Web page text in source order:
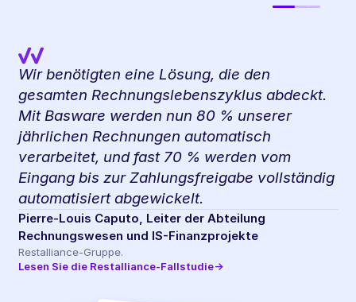
Wir sehen, welche Möglichkeiten sich
ergeben, wenn KI in den Prozess integriert
wird und nicht nur als Zusatz darauf
aufgesetzt wird. Basware hilft uns dabei, die
Möglichkeiten der Kreditorenbuchhaltung
neu zu definieren.
Astrid Baetsen, Leiterin der Kreditorenbuchhaltung
SSC NA &amp; EMEA
Belden
Lesen Sie die Fallstudie zu Belden